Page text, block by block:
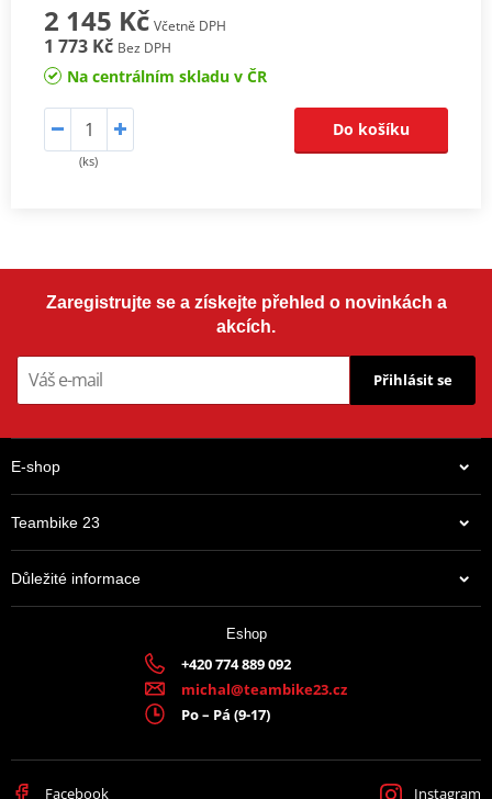
2 145 Kč Včetně DPH
1 773 Kč Bez DPH
Na centrálním skladu v ČR
(ks)
Do košíku
Zaregistrujte se a získejte přehled o novinkách a
akcích.
Přihlásit se
E-shop
Teambike 23
Důležité informace
Eshop
+420 774 889 092
michal@teambike23.cz
Po – Pá (9-17)
Facebook Instagram